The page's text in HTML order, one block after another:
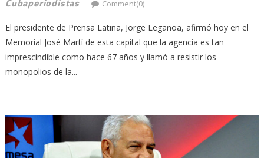
Cubaperiodistas
Comment(0)
El presidente de Prensa Latina, Jorge Legañoa, afirmó hoy en el
Memorial José Martí de esta capital que la agencia es tan
imprescindible como hace 67 años y llamó a resistir los
monopolios de la...